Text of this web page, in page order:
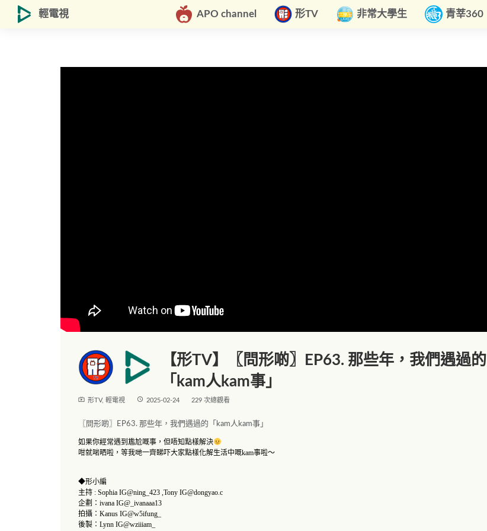
輕電視 APO channel 形TV 非常大學生 青莘360
【形TV】〖問形啲〗EP63. 那些年，我們遇過的
「kam人kam事」
live_tv 形TV, 輕電視 access_time 2025-02-24 229 次總觀看
〖問形啲〗EP63. 那些年，我們遇過的「kam人kam事」
如果你經常遇到尷尬嘅事，但唔知點樣解決
咁就啱晒啦，等我哋一齊睇吓大家點樣化解生活中嘅kam事啦～
◆形小編
主持 : Sophia IG@ning_423 ,Tony IG@dongyao.c
企劃：ivana IG@_ivanaaa13
拍攝：Kanus IG@w5ifung_
後製：Lynn IG@wziiiam_